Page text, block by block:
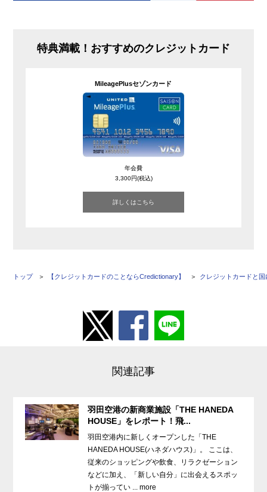
特典満載！おすすめのクレジットカード
MileagePlusセゾンカード
年会費
3,300円(税込)
詳しくはこちら
トップ 【クレジットカードのことならCredictionary】 クレジットカードと
関連記事
羽田空港の新商業施設「THE HANEDA
HOUSE」をレポート！飛...
羽田空港内に新しくオープンした「THE
HANEDA HOUSE(ハネダハウス)」。 ここは、
従来のショッピングや飲食、リラクゼーション
などに加え、「新しい自分」に出会えるスポッ
トが揃ってい ... more